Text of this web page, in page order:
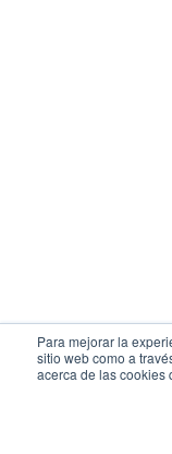
Para mejorar la
sitio web como a
acerca de las cookies